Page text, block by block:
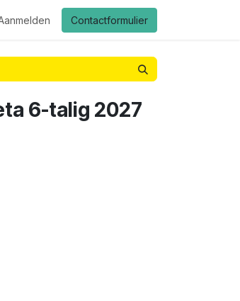
Contactformulier
6-talig 2027